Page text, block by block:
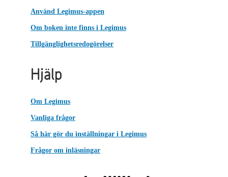
Använd Legimus-appen
Om boken inte finns i Legimus
Tillgänglighetsredogörelser
Hjälp
Om Legimus
Vanliga frågor
Så här gör du inställningar i Legimus
Frågor om inläsningar